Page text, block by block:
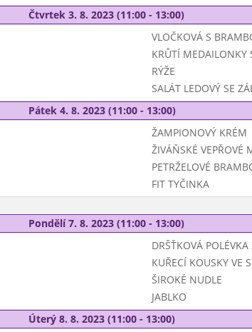
Čtvrtek 3. 8. 2023 (11:00 - 13:00)
VLOČKOVÁ S
KRŮTÍ MEDAILONKY
RÝŽE
SALÁT LEDOVÝ SE
Pátek 4. 8. 2023 (11:00 - 13:00)
ŽAMPIONOVÝ KRÉM
ŽIVÁŇSKÉ VEPŘOVÉ
PETRŽELOVÉ
FIT TYČINKA
Pondělí 7. 8. 2023 (11:00 - 13:00)
DRŠŤKOVÁ
KUŘECÍ KOUSKY VE
ŠIROKÉ NUDLE
JABLKO
Úterý 8. 8. 2023 (11:00 - 13:00)